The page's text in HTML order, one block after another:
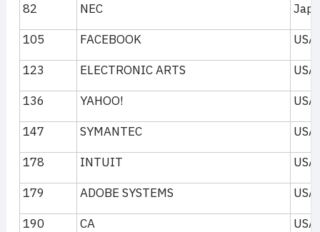
82
NEC
105
FACEBOOK
USA
123
ELECTRONIC ARTS
USA
136
YAHOO!
USA
147
SYMANTEC
USA
178
INTUIT
USA
179
ADOBE SYSTEMS
USA
190
CA
USA